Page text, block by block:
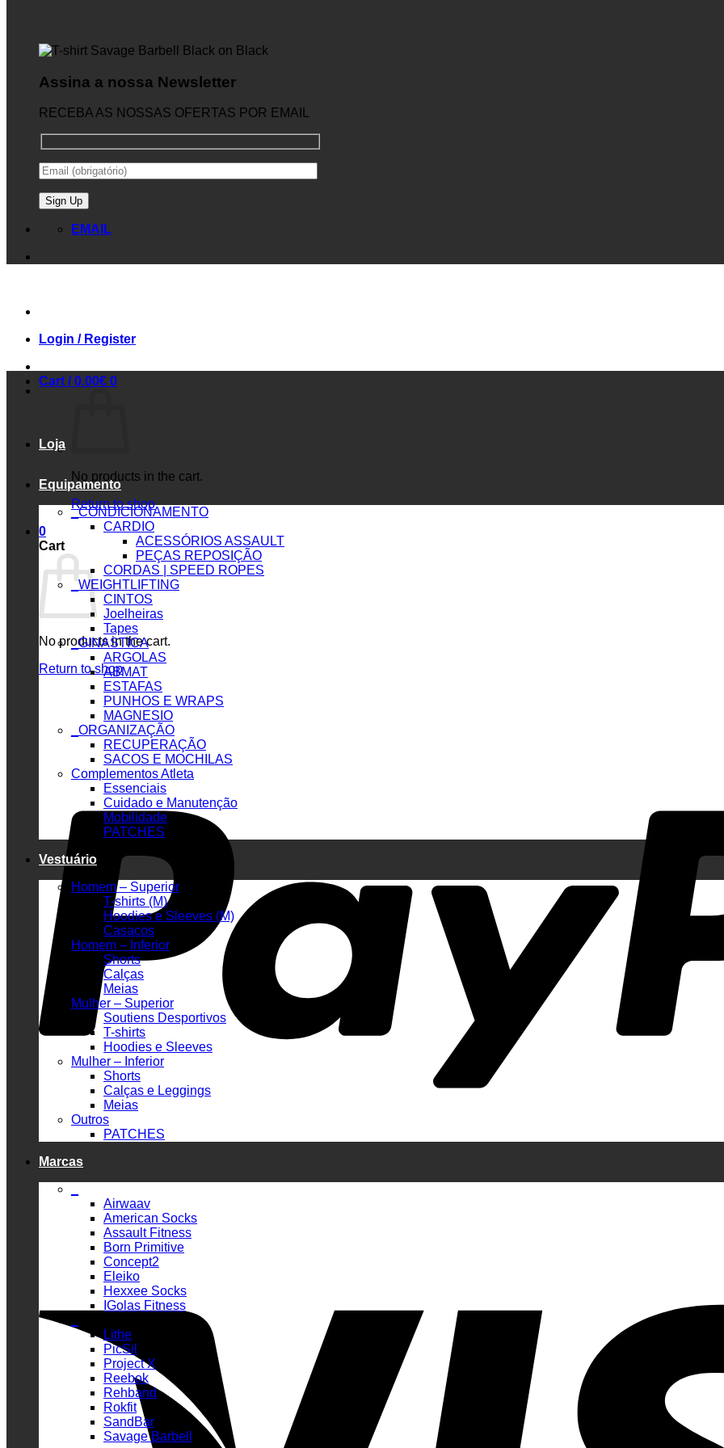
Assina a nossa Newsletter
RECEBA AS NOSSAS OFERTAS POR EMAIL
EMAIL
Login / Register
Cart /0.00€ 0
No products in the cart.
Return to shop
0
Cart
No products in the cart.
Return to shop
Loja
Equipamento
_CONDICIONAMENTO
CARDIO
ACESSÓRIOS ASSAULT
PEÇAS REPOSIÇÃO
CORDAS | SPEED ROPES
_WEIGHTLIFTING
CINTOS
Joelheiras
Tapes
_GINASTICA
ARGOLAS
ABMAT
ESTAFAS
PUNHOS E WRAPS
MAGNESIO
_ORGANIZAÇÃO
RECUPERAÇÃO
SACOS E MOCHILAS
Complementos Atleta
Essenciais
Cuidado e Manutenção
Mobilidade
PATCHES
Vestuário
Homem – Superior
T-shirts (M)
Hoodies e Sleeves (M)
Casacos
Homem – Inferior
Shorts
Calças
Meias
Mulher – Superior
Soutiens Desportivos
T-shirts
Hoodies e Sleeves
Mulher – Inferior
Shorts
Calças e Leggings
Meias
Outros
PATCHES
Marcas
Airwaav
American Socks
Assault Fitness
Born Primitive
Concept2
Eleiko
Hexxee Socks
IGolas Fitness
Lithe
PicSil
Project X
Reebok
Rehband
Rokfit
SandBar
Savage Barbell